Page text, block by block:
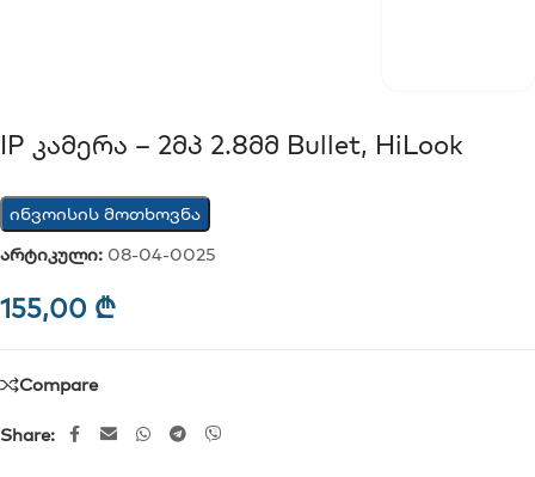
IP Კამერა – 2მპ 2.8მმ Bullet, HiLook
ინვოისის მოთხოვნა
არტიკული: 08-04-0025
155,00 ₾
Compare
Share: